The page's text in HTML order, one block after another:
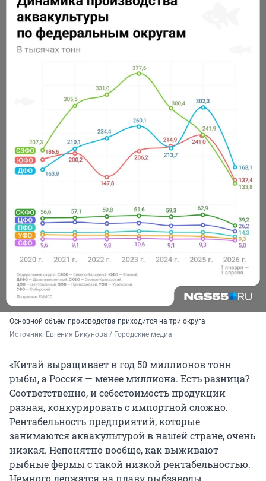
Основной объем производства приходится на три округа
Источник: Евгения Бикунова / Городские медиа
«Китай выращивает в год 50 миллионов тонн
рыбы, а Россия — менее миллиона. Есть разница?
Соответственно, и себестоимость продукции
разная, конкурировать с импортной сложно.
Рентабельность предприятий, которые
занимаются аквакультурой в нашей стране, очень
низкая. Непонятно вообще, как выживают
рыбные фермы с такой низкой рентабельностью.